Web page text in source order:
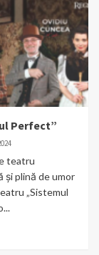
Perfect”
teatru
și plină de umor
„Sistemul